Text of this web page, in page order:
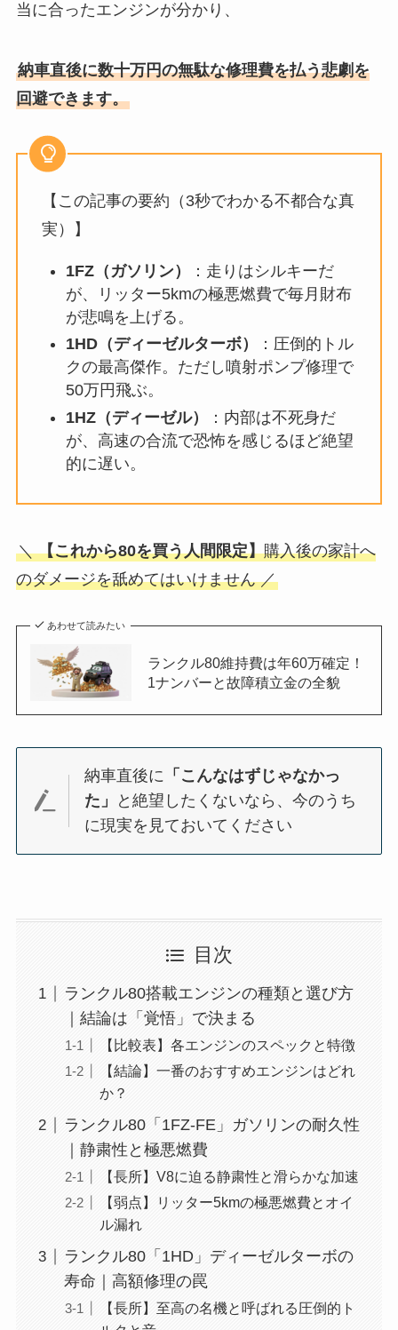
当に合ったエンジンが分かり、
納車直後に数十万円の無駄な修理費を払う悲劇を
回避できます。
【この記事の要約（3秒でわかる不都合な真
実）】
1FZ（ガソリン）
：走りはシルキーだ
が、リッター5kmの極悪燃費で毎月財布
が悲鳴を上げる。
1HD（ディーゼルターボ）
：圧倒的トル
クの最高傑作。ただし噴射ポンプ修理で
50万円飛ぶ。
1HZ（ディーゼル）
：内部は不死身だ
が、高速の合流で恐怖を感じるほど絶望
的に遅い。
＼【これから80を買う人間限定】購入後の家計へ
のダメージを舐めてはいけません ／
あわせて読みたい
ランクル80維持費は年60万確定！
1ナンバーと故障積立金の全貌
納車直後に 「こんなはずじゃなかっ
た」
と絶望したくないなら、今のうち
に現実を見ておいてください
目次
ランクル80搭載エンジンの種類と選び方
｜結論は「覚悟」で決まる
【比較表】各エンジンのスペックと特徴
【結論】一番のおすすめエンジンはどれ
か？
ランクル80「1FZ-FE」ガソリンの耐久性
｜静粛性と極悪燃費
【長所】V8に迫る静粛性と滑らかな加速
【弱点】リッター5kmの極悪燃費とオイ
ル漏れ
ランクル80「1HD」ディーゼルターボの
寿命｜高額修理の罠
【長所】至高の名機と呼ばれる圧倒的ト